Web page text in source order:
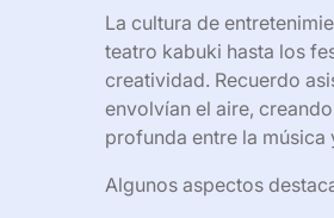
La cultura de
teatro kabuki hasta los
creatividad. Recuerdo
envolvían el aire,
profunda entre la música
Algunos aspectos